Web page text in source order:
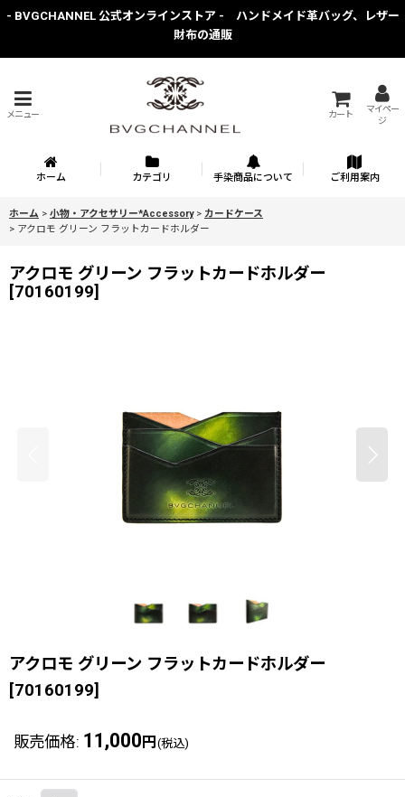
- BVGCHANNEL 公式オンラインストア - ハンドメイド革バッグ、レザー
財布の通販
メニュー カート
マイペー
ジ
ホーム カテゴリ 手染商品について ご利用案内
ホーム > 小物・アクセサリー*Accessory > カードケース
> アクロモ グリーン フラットカードホルダー
アクロモ グリーン フラットカードホルダー
[70160199]
アクロモ グリーン フラットカードホルダー
[70160199]
販売価格: 11,000 円 (税込)